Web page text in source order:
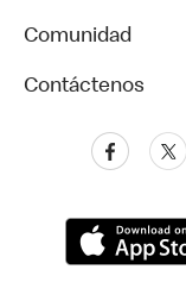
Comunidad
Contáctenos